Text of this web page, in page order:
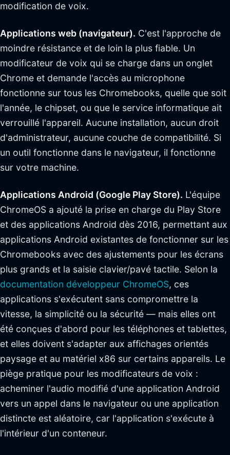
modification de voix.
Applications web (navigateur). C'est l'approche de
moindre résistance et de loin la plus fiable. Un
modificateur de voix qui se charge dans un onglet
Chrome et demande l'accès au microphone
fonctionne sur tous les Chromebooks, quelle que soit
l'année, le chipset, ou que le service informatique ait
verrouillé l'appareil. Aucune installation, aucun droit
d'administrateur, aucune couche de compatibilité. Si
un outil fonctionne dans le navigateur, il fonctionne
sur votre machine.
Applications Android (Google Play Store). L'équipe
ChromeOS a ajouté la prise en charge du Play Store
et des applications Android dès 2016, permettant aux
applications Android existantes de fonctionner sur les
Chromebooks avec des ajustements pour les écrans
plus grands et la saisie clavier/pavé tactile. Selon la
documentation développeur ChromeOS, ces
applications s'exécutent sans compromettre la
vitesse, la simplicité ou la sécurité — mais elles ont
été conçues d'abord pour les téléphones et tablettes,
et elles doivent s'adapter aux affichages orientés
paysage et au matériel x86 sur certains appareils. Le
piège pratique pour les modificateurs de voix :
acheminer l'audio modifié d'une application Android
vers un appel dans le navigateur ou une application
distincte est aléatoire, car l'application s'exécute à
l'intérieur d'un conteneur.